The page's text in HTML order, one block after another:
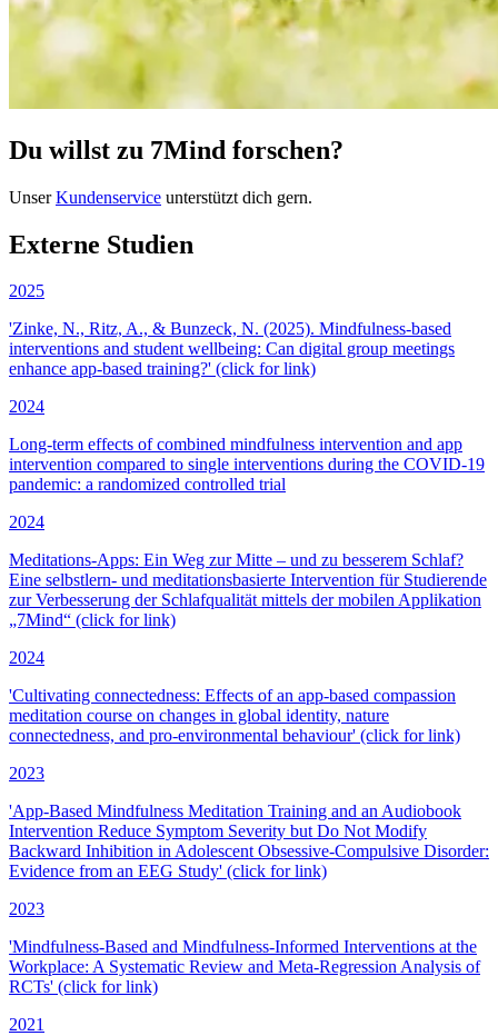
Du willst zu 7Mind forschen?
UnserKundenservice unterstützt dich gern.
Externe Studien
2025
'Zinke, N., Ritz, A., & Bunzeck, N. (2025). Mindfulness-based
interventions and student wellbeing: Can digital group meetings
enhance app-based training?' (click for link)
2024
Long-term effects of combined mindfulness intervention and app
intervention compared to single interventions during the COVID-19
pandemic: a randomized controlled trial
2024
Meditations-Apps: Ein Weg zur Mitte – und zu besserem Schlaf?
Eine selbstlern- und meditationsbasierte Intervention für Studierende
zur Verbesserung der Schlafqualität mittels der mobilen Applikation
„7Mind“ (click for link)
2024
'Cultivating connectedness: Effects of an app-based compassion
meditation course on changes in global identity, nature
connectedness, and pro-environmental behaviour' (click for link)
2023
'App-Based Mindfulness Meditation Training and an Audiobook
Intervention Reduce Symptom Severity but Do Not Modify
Backward Inhibition in Adolescent Obsessive-Compulsive Disorder:
Evidence from an EEG Study' (click for link)
2023
'Mindfulness-Based and Mindfulness-Informed Interventions at the
Workplace: A Systematic Review and Meta-Regression Analysis of
RCTs' (click for link)
2021